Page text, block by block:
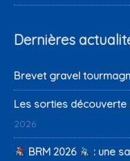
Dernières
Brevet gravel
Les sorties découverte
2026
BRM 2026
: une